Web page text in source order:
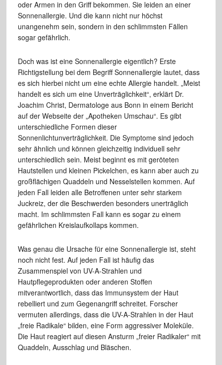
oder Armen in den Griff bekommen. Sie leiden an einer
Sonnenallergie. Und die kann nicht nur höchst
unangenehm sein, sondern in den schlimmsten Fällen
sogar gefährlich.
Doch was ist eine Sonnenallergie eigentlich? Erste
Richtigstellung bei dem Begriff Sonnenallergie lautet, dass
es sich hierbei nicht um eine echte Allergie handelt. „Meist
handelt es sich um eine Unverträglichkeit“, erklärt Dr.
Joachim Christ, Dermatologe aus Bonn in einem Bericht
auf der Webseite der „Apotheken Umschau“. Es gibt
unterschiedliche Formen dieser
Sonnenlichtunverträglichkeit. Die Symptome sind jedoch
sehr ähnlich und können gleichzeitig individuell sehr
unterschiedlich sein. Meist beginnt es mit geröteten
Hautstellen und kleinen Pickelchen, es kann aber auch zu
großflächigen Quaddeln und Nesselstellen kommen. Auf
jeden Fall leiden alle Betroffenen unter sehr starkem
Juckreiz, der die Beschwerden besonders unerträglich
macht. Im schlimmsten Fall kann es sogar zu einem
gefährlichen Kreislaufkollaps kommen.
Was genau die Ursache für eine Sonnenallergie ist, steht
noch nicht fest. Auf jeden Fall ist häufig das
Zusammenspiel von UV-A-Strahlen und
Hautpflegeprodukten oder anderen Stoffen
mitverantwortlich, dass das Immunsystem der Haut
rebelliert und zum Gegenangriff schreitet. Forscher
vermuten allerdings, dass die UV-A-Strahlen in der Haut
„freie Radikale“ bilden, eine Form aggressiver Moleküle.
Die Haut reagiert auf diesen Ansturm „freier Radikaler“ mit
Quaddeln, Ausschlag und Bläschen.